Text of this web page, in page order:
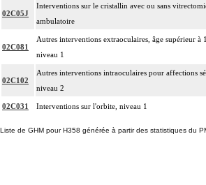
02C05J
Interventions sur le cristallin avec ou sans
ambulatoire
02C081
Autres interventions extraoculaires, âge supérieur à
niveau 1
02C102
Autres interventions intraoculaires pour affections
niveau 2
02C031 Interventions sur l'orbite, niveau 1
Liste de GHM pour H358 générée à partir des statistiques du